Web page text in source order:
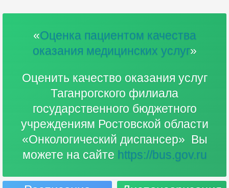
«Оценка пациентом качества
оказания медицинских услуг»
Оценить качество оказания услуг
Таганрогского филиала
государственного бюджетного
учреждениям Ростовской области
«Онкологический диспансер» Вы
можете на сайте https://bus.gov.ru